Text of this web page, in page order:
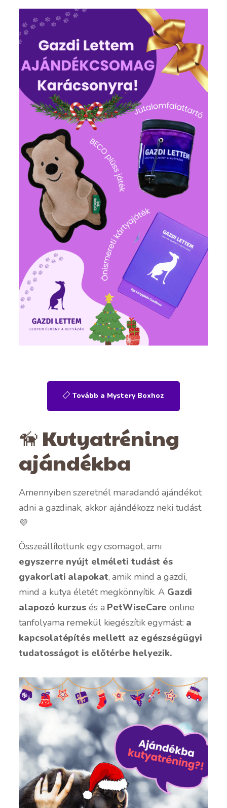
Tovább a Mystery Boxhoz
🦮 Kutyatréning
ajándékba
Amennyiben szeretnél maradandó ajándékot
adni a gazdinak, akkor ajándékozz neki tudást.
💜
Összeállítottunk egy csomagot, ami
egyszerre nyújt elméleti tudást és
gyakorlati alapokat, amik mind a gazdi,
mind a kutya életét megkönnyítik. A Gazdi
alapozó kurzus és a PetWiseCare online
tanfolyama remekül kiegészítik egymást: a
kapcsolatépítés mellett az egészségügyi
tudatosságot is előtérbe helyezik.